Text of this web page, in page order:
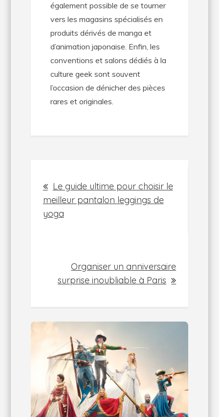
également possible de se tourner
vers les magasins spécialisés en
produits dérivés de manga et
d’animation japonaise. Enfin, les
conventions et salons dédiés à la
culture geek sont souvent
l’occasion de dénicher des pièces
rares et originales.
de
l’article
Le guide ultime pour choisir le
meilleur pantalon leggings de
yoga
Organiser un anniversaire
surprise inoubliable à Paris